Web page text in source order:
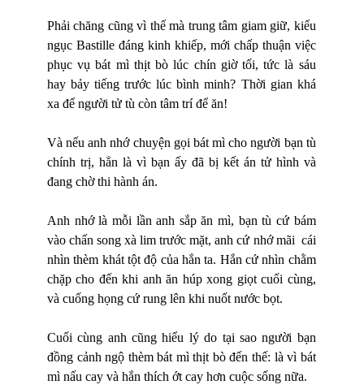
Phải chăng cũng vì thế mà trung tâm giam giữ, kiểu
ngục Bastille đáng kinh khiếp, mới chấp thuận việc
phục vụ bát mì thịt bò lúc chín giờ tối, tức là sáu
hay bảy tiếng trước lúc bình minh? Thời gian khá
xa để người tử tù còn tâm trí để ăn!
Và nếu anh nhớ chuyện gọi bát mì cho người bạn tù
chính trị, hẳn là vìbạn ấy đã bị kết án tử hình và
đang chờ thi hành án.
Anh nhớ là mỗi lần anh sắp ăn mì, bạn tù cứ bám
vào chấn song xà lim trước mặt, anh cứ nhớ mãi cái
nhìn thèm khát tột độ của hắn ta. Hắn cứ nhìn chằm
chặp cho đến khi anh ăn húp xong giọt cuối cùng,
và cuống họng cứ rung lên khi nuốt nước bọt.
Cuối cùng anh cũng hiểu lý do tại sao người bạn
đồng cảnh ngộ thèm bát mì thịt bò đến thế: là vì bát
mì nấu cay và hắn thích ớt cay hơn cuộc sống nữa.